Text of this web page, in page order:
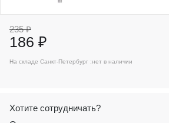
235 ₽
186 ₽
На складе Санкт-Петербург :нет в наличии
Хотите сотрудничать?